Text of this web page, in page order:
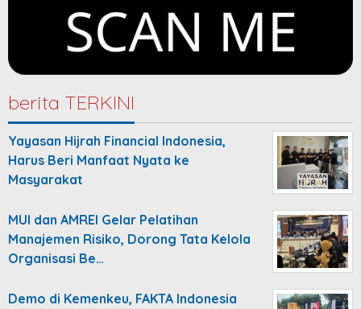
berita TERKINI
Yayasan Hijrah Financial Indonesia,
Harus Beri Manfaat Nyata ke
Masyarakat
MUI dan AMREI Gelar Pelatihan
Manajemen Risiko, Dorong Tata Kelola
Organisasi Be…
Demo di Kemenkeu, FAKTA Indonesia